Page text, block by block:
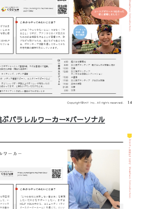
パラレルワーカー×パーソナル